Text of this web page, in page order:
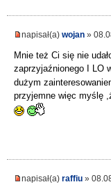
napisał(a) wojan »
Mnie też Ci się nie
zaprzyjaźnionego I LO
dużym
przyjemne więc myślę
napisał(a) raffiu »